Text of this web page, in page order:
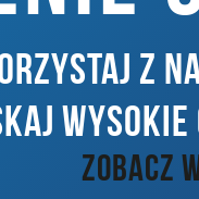
Z
WYSOKIE
ZOBACZ